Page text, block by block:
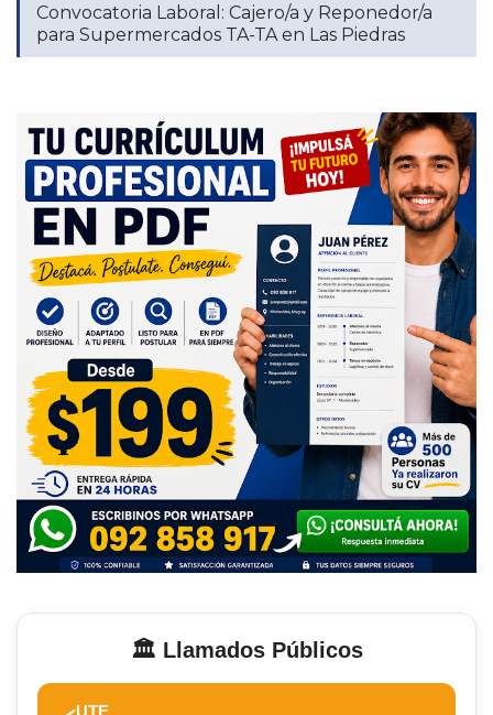
Convocatoria Laboral: Cajero/a y Reponedor/a
para Supermercados TA-TA en Las Piedras
🏛️ Llamados Públicos
UTE